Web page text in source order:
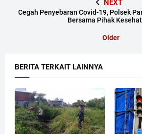
NEXT
Cegah Penyebaran Covid-19, Polsek
Bersama Pihak
Older
BERITA TERKAIT LAINNYA